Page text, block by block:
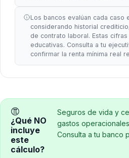
Los bancos evalúan cada caso
considerando historial
de contrato laboral. Estas
educativas. Consulta a tu
confirmar la renta mínima real
¿Qué NO
incluye
este
cálculo?
Seguros de vida y
gastos
Consulta a tu banco